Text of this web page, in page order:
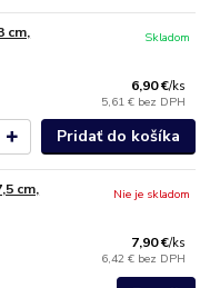
cm,
6,90 €/ks
5,61 € bez DPH
Skladom
Pridať do košíka
cm,
7,90 €/ks
6,42 € bez DPH
Nie je skladom